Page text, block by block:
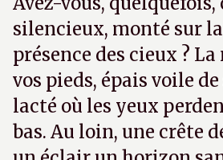
silencieux, monté sur
présence des cieux ? La
vos pieds, épais voile
lacté où les yeux
bas. Au loin, une crête